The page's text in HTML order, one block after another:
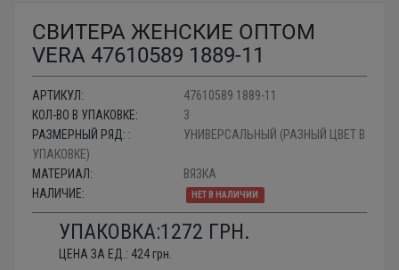
СВИТЕРА ЖЕНСКИЕ ОПТОМ
VERA 47610589 1889-11
АРТИКУЛ:
47610589 1889-11
КОЛ-ВО В УПАКОВКЕ:
3
РАЗМЕРНЫЙ РЯД: :
УНИВЕРСАЛЬНЫЙ (РАЗНЫЙ ЦВЕТ В
УПАКОВКЕ)
МАТЕРИАЛ:
ВЯЗКА
НАЛИЧИЕ:
НЕТ В НАЛИЧИИ
УПАКОВКА:1272 ГРН.
ЦЕНА ЗА ЕД.: 424 грн.